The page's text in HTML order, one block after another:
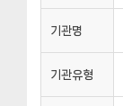
기관명
기관유형